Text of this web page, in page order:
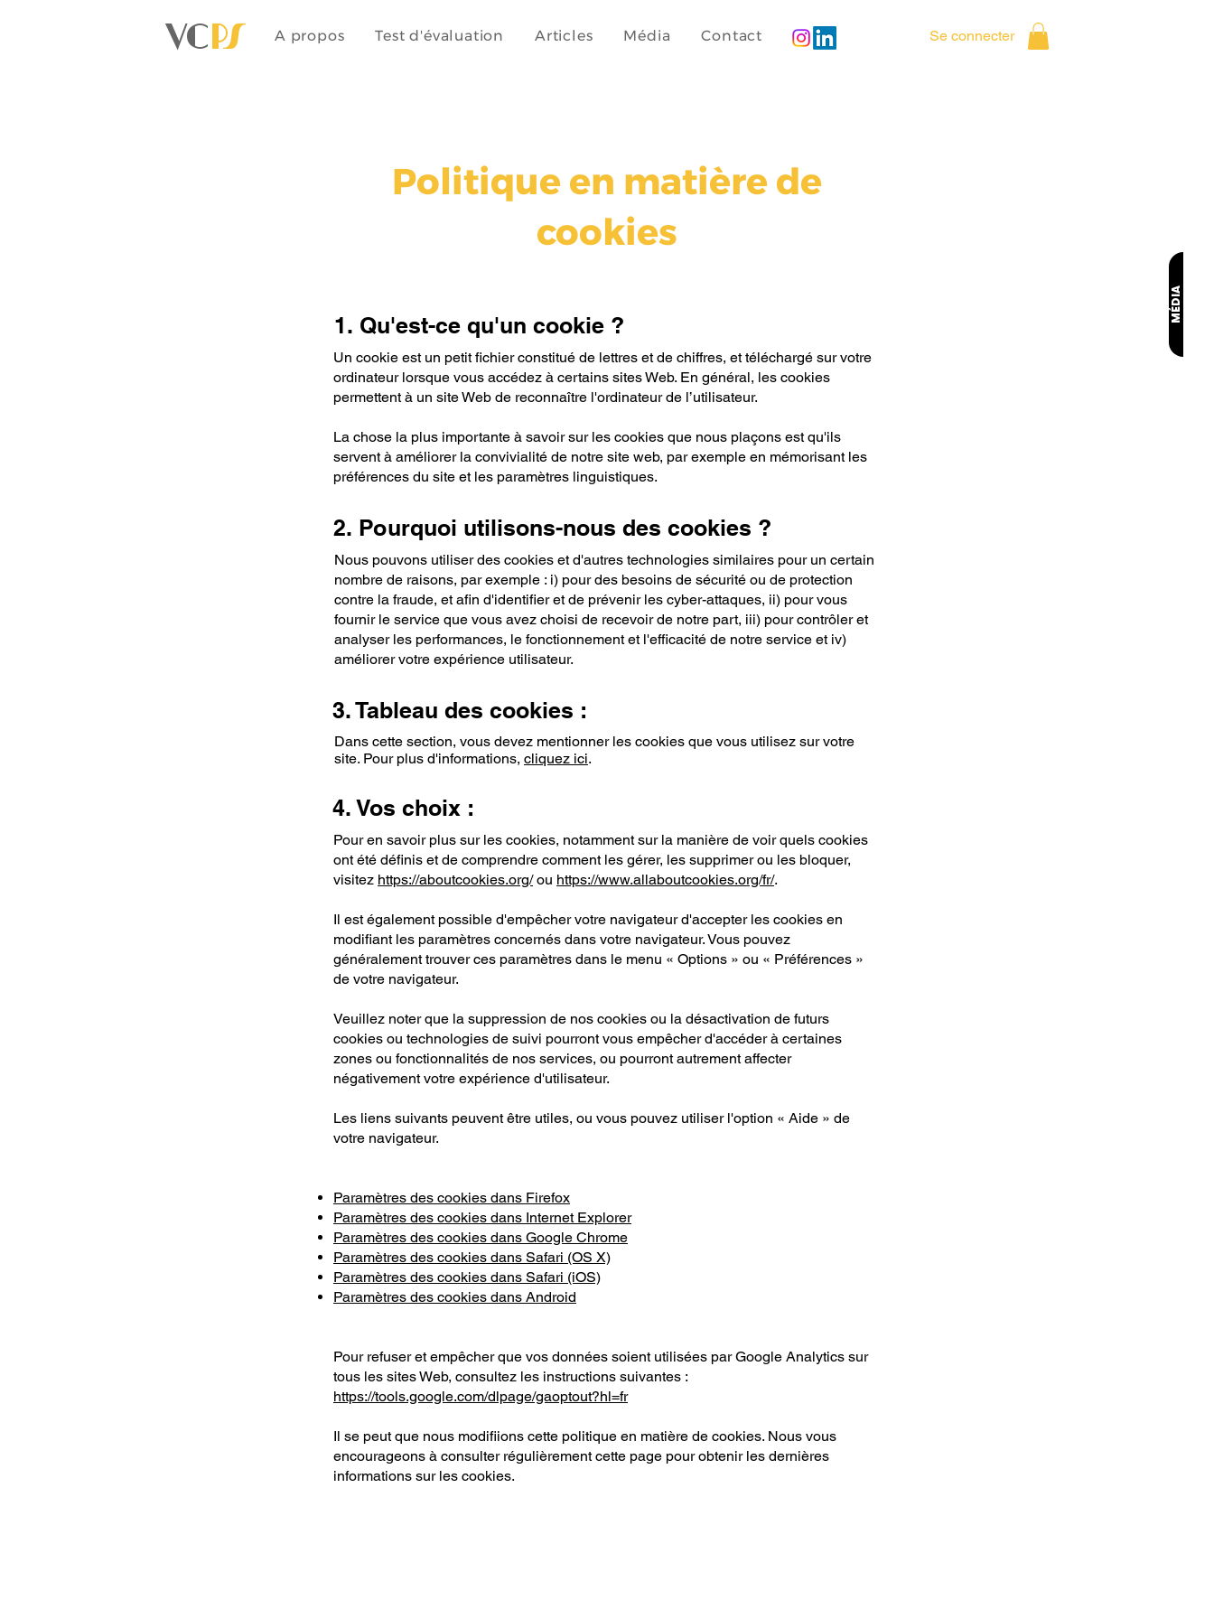
VCPS A propos Test d'évaluation Articles Média Contact Se connecter
Politique en matière de
cookies
1. Qu'est-ce qu'un cookie ?
Un cookie est un petit fichier constitué de lettres et de chiffres, et téléchargé sur votre
ordinateur lorsque vous accédez à certains sites Web. En général, les cookies
permettent à un site Web de reconnaître l'ordinateur de l’utilisateur.
La chose la plus importante à savoir sur les cookies que nous plaçons est qu'ils
servent à améliorer la convivialité de notre site web, par exemple en mémorisant les
préférences du site et les paramètres linguistiques.
2. Pourquoi utilisons-nous des cookies ?
Nous pouvons utiliser des cookies et d'autres technologies similaires pour un certain
nombre de raisons, par exemple : i) pour des besoins de sécurité ou de protection
contre la fraude, et afin d'identifier et de prévenir les cyber-attaques, ii) pour vous
fournir le service que vous avez choisi de recevoir de notre part, iii) pour contrôler et
analyser les performances, le fonctionnement et l'efficacité de notre service et iv)
améliorer votre expérience utilisateur.
3. Tableau des cookies :
Dans cette section, vous devez mentionner les cookies que vous utilisez sur votre
site. Pour plus d'informations, cliquez ici.
4. Vos choix :
Pour en savoir plus sur les cookies, notamment sur la manière de voir quels cookies
ont été définis et de comprendre comment les gérer, les supprimer ou les bloquer,
visitez https://aboutcookies.org/ ou https://www.allaboutcookies.org/fr/.
Il est également possible d'empêcher votre navigateur d'accepter les cookies en
modifiant les paramètres concernés dans votre navigateur. Vous pouvez
généralement trouver ces paramètres dans le menu « Options » ou « Préférences »
de votre navigateur.
Veuillez noter que la suppression de nos cookies ou la désactivation de futurs
cookies ou technologies de suivi pourront vous empêcher d'accéder à certaines
zones ou fonctionnalités de nos services, ou pourront autrement affecter
négativement votre expérience d'utilisateur.
Les liens suivants peuvent être utiles, ou vous pouvez utiliser l'option « Aide » de
votre navigateur.
Paramètres des cookies dans Firefox
Paramètres des cookies dans Internet Explorer
Paramètres des cookies dans Google Chrome
Paramètres des cookies dans Safari (OS X)
Paramètres des cookies dans Safari (iOS)
Paramètres des cookies dans Android
Pour refuser et empêcher que vos données soient utilisées par Google Analytics sur
tous les sites Web, consultez les instructions suivantes :
https://tools.google.com/dlpage/gaoptout?hl=fr
Il se peut que nous modifiions cette politique en matière de cookies. Nous vous
encourageons à consulter régulièrement cette page pour obtenir les dernières
informations sur les cookies.
MÉDIA